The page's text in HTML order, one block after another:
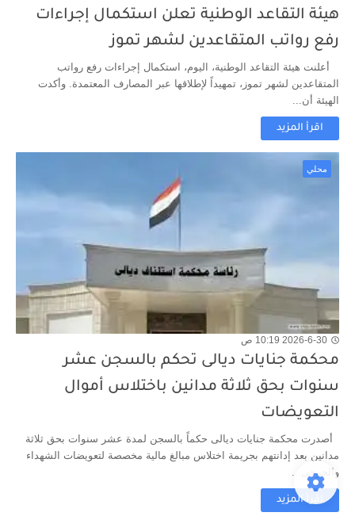
هيئة التقاعد الوطنية تعلن استكمال إجراءات
رفع رواتب المتقاعدين لشهر تموز
أعلنت هيئة التقاعد الوطنية، اليوم، استكمال إجراءات رفع رواتب
المتقاعدين لشهر تموز، تمهيداً لإطلاقها عبر المصارف المعتمدة. وأكدت
الهيئة أن...
اقرأ المزيد
محلي
2026-6-30 10:19 ص
محكمة جنايات ديالى تحكم بالسجن عشر
سنوات بحق ثلاثة مدانين باختلاس أموال
التعويضات
أصدرت محكمة جنايات ديالى حكماً بالسجن لمدة عشر سنوات بحق ثلاثة
مدانين بعد إدانتهم بجريمة اختلاس مبالغ مالية مخصصة لتعويضات الشهداء
والجرحى...
اقرأ المزيد